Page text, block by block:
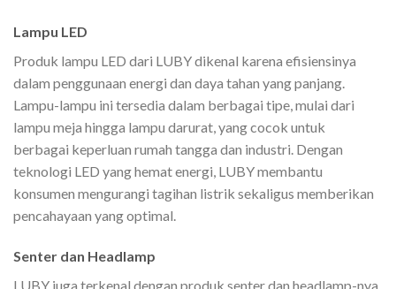
Lampu LED
Produk lampu LED dari LUBY dikenal karena efisiensinya
dalam penggunaan energi dan daya tahan yang panjang.
Lampu-lampu ini tersedia dalam berbagai tipe, mulai dari
lampu meja hingga lampu darurat, yang cocok untuk
berbagai keperluan rumah tangga dan industri. Dengan
teknologi LED yang hemat energi, LUBY membantu
konsumen mengurangi tagihan listrik sekaligus memberikan
pencahayaan yang optimal.
Senter dan Headlamp
LUBY juga terkenal dengan produk senter dan headlamp-nya